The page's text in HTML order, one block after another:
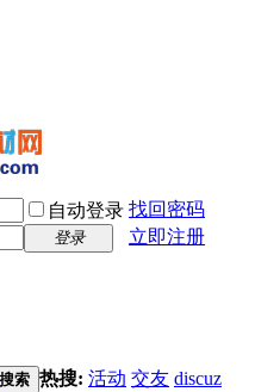
自动登录 找回密码
登录
立即注册
搜索 热搜: 活动 交友 discuz